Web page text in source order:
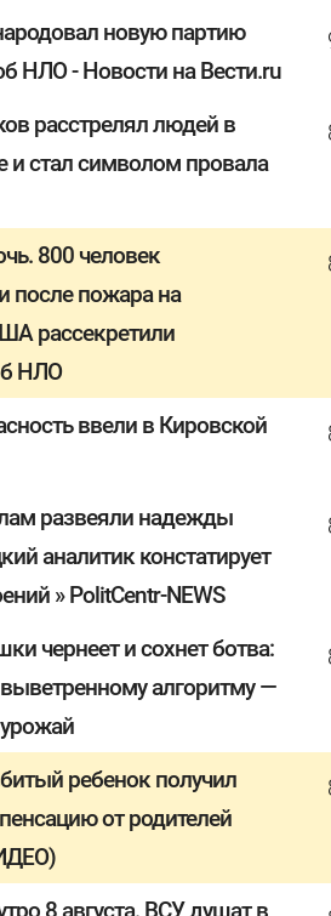
новую партию
НЛО - Новости на Вести.ru
расстрелял людей в
и стал символом провала
800 человек
после пожара на
рассекретили
НЛО
ввели в Кировской
развеяли надежды
аналитик констатирует
» PolitCentr-NEWS
чернеет и сохнет ботва:
алгоритму —
ребенок получил
от родителей